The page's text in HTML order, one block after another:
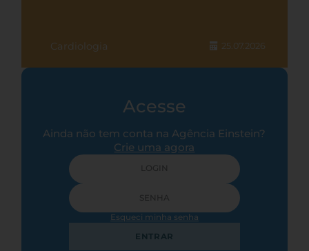
Cardiologia 25.07.2026
Acesse
Ainda não tem conta na Agência Einstein?
Crie uma agora
Esqueci minha senha
ENTRAR